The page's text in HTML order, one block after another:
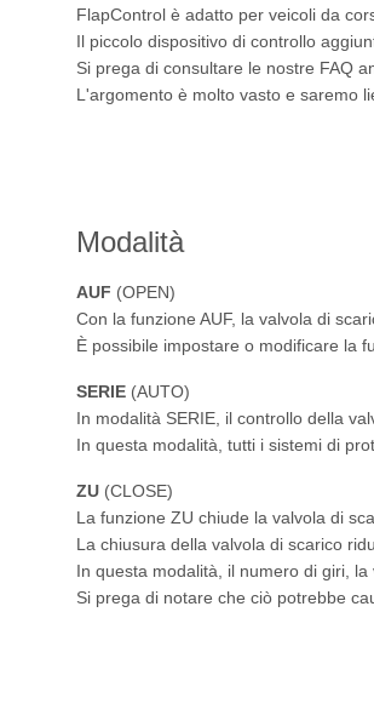
FlapControl è adatto per veicoli da
Il piccolo dispositivo di controllo
Si prega di consultare le nostre FAQ
L'argomento è molto vasto e saremo
Modalità
AUF (OPEN)
Con la funzione AUF, la valvola di
È possibile impostare o modificare la
SERIE (AUTO)
In modalità SERIE, il controllo della
In questa modalità, tutti i sistemi di
ZU (CLOSE)
La funzione ZU chiude la valvola di
La chiusura della valvola di scarico
In questa modalità, il numero di giri,
Si prega di notare che ciò potrebbe